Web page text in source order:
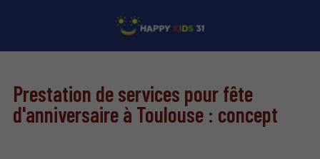
Prestation de services pour fête
d'anniversaire à Toulouse : concept